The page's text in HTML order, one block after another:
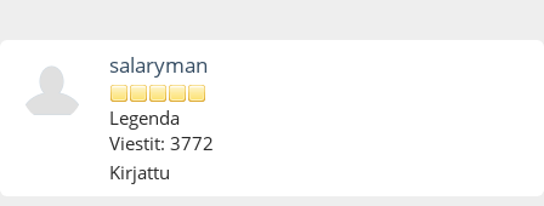
salaryman
Legenda
Viestit: 3772
Kirjattu